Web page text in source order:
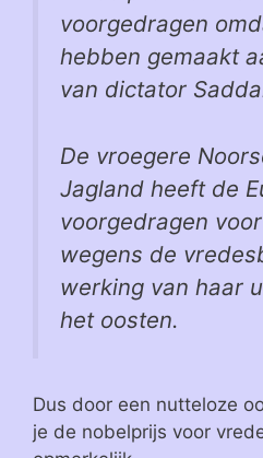
voorgedragen
hebben gemaakt
van dictator
De vroegere
Jagland heeft de
voorgedragen
wegens de
werking van haar
het oosten.
Dus door een nutteloze
je de nobelprijs voor